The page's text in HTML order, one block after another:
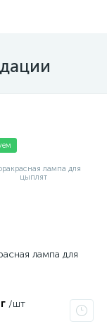
лампа для
/шт